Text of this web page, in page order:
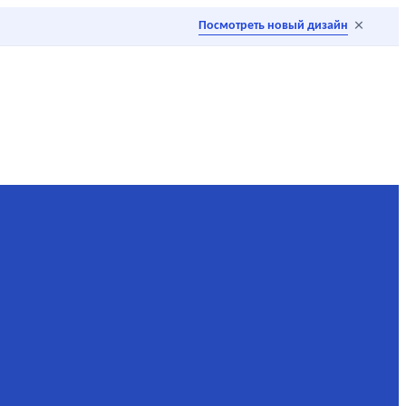
Посмотреть новый дизайн ×